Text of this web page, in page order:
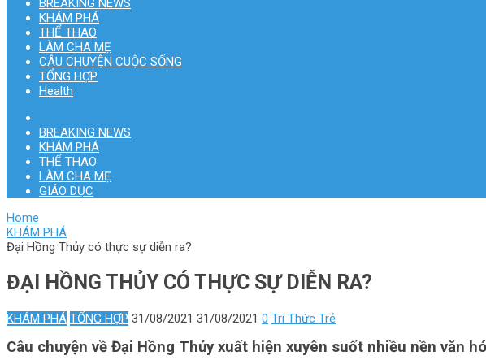
KHÁM PHÁ
THỂ THAO
LÀM CHA MẸ
CÂU CHUYỆN CUỘC SỐNG
TỔNG HỢP
Health
BREAKING NEWS
KHÁM PHÁ
THỂ THAO
LÀM CHA MẸ
GIÁO DỤC
Home
KHÁM PHÁ
Đại Hồng Thủy có thực sự diễn ra?
ĐẠI HỒNG THỦY CÓ THỰC SỰ DIỄN RA?
KHÁM PHÁ TỔNG HỢP 31/08/2021 31/08/2021 0 Tri Thức Trẻ
Câu chuyện về Đại Hồng Thủy xuất hiện xuyên suốt nhiều nền văn